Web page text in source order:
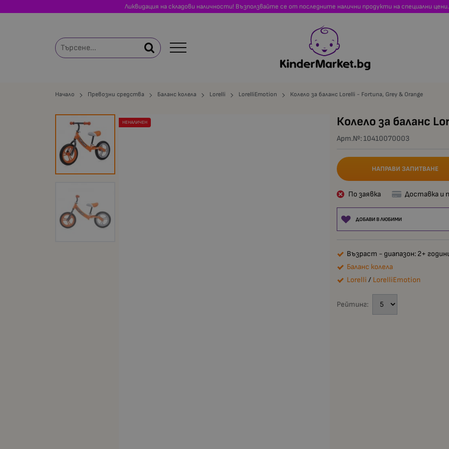
Ликвидация на складови наличности! Възползвайте се от последните налични продукти на специални
Начало Превозни средства Баланс колела Lorelli LorelliEmotion Колело за баланс Lorelli - Fortuna, Grey & Orange
Колело за баланс
Арт.№:10410070003
НЕНАЛИЧЕН
НАПРАВИ ЗАПИТВАНЕ
По заявка Доставка и
ДОБАВИ В ЛЮБИМИ
Възраст - диапазон: 2+
Баланс колела
Lorelli / LorelliEmotion
Рейтинг: